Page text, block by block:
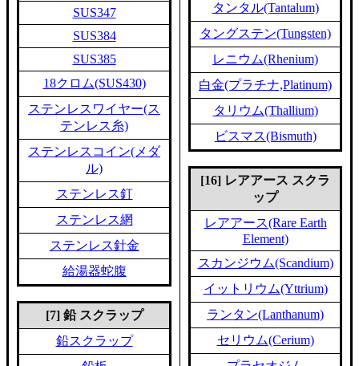
SUS347
SUS384
SUS385
18クロム(SUS430)
ステンレスワイヤー(ス
テンレス糸)
ステンレスコイン(メダ
ル)
ステンレス釘
ステンレス網
ステンレス針金
給湯器蛇腹
[7] 鉛 スクラップ
鉛スクラップ
タンタル(Tantalum)
タングステン(Tungsten)
レニウム(Rhenium)
白金(プラチナ,Platinum)
タリウム(Thallium)
ビスマス(Bismuth)
[16] レアアース スクラ
ップ
レアアース(Rare Earth
Element)
スカンジウム(Scandium)
イットリウム(Yttrium)
ランタン(Lanthanum)
セリウム(Cerium)